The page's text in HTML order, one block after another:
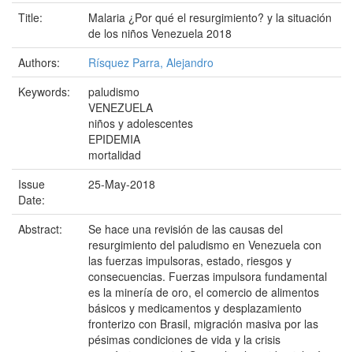
Title:
Malaria ¿Por qué el resurgimiento? y la situación
de los niños Venezuela 2018
Authors:
Rísquez Parra, Alejandro
Keywords:
paludismo
VENEZUELA
niños y adolescentes
EPIDEMIA
mortalidad
Issue
Date:
25-May-2018
Abstract:
Se hace una revisión de las causas del
resurgimiento del paludismo en Venezuela con
las fuerzas impulsoras, estado, riesgos y
consecuencias. Fuerzas impulsora fundamental
es la minería de oro, el comercio de alimentos
básicos y medicamentos y desplazamiento
fronterizo con Brasil, migración masiva por las
pésimas condiciones de vida y la crisis